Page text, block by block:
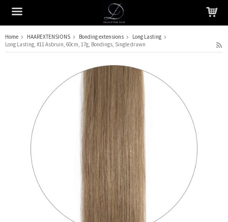
Het product is in je winkelmandje geplaatst
Home HAAREXTENSIONS Bonding extensions
Long Lasting
Long Lasting, #11 Asbruin, 60cm, 17g, Bondings, Single drawn